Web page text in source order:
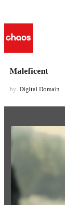
Maleficent
by Digital Domain